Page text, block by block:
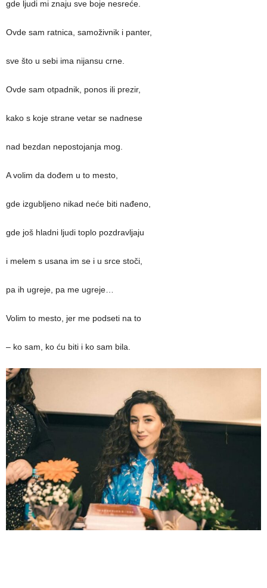
gde ljudi mi znaju sve boje nesreće.
Ovde sam ratnica, samoživnik i panter,
sve što u sebi ima nijansu crne.
Ovde sam otpadnik, ponos ili prezir,
kako s koje strane vetar se nadnese
nad bezdan nepostojanja mog.
A volim da dođem u to mesto,
gde izgubljeno nikad neće biti nađeno,
gde još hladni ljudi toplo pozdravljaju
i melem s usana im se i u srce stoči,
pa ih ugreje, pa me ugreje…
Volim to mesto, jer me podseti na to
‒ ko sam, ko ću biti i ko sam bila.